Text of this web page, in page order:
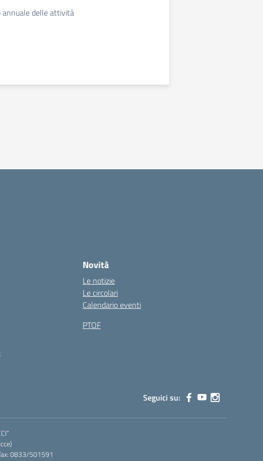
annuale delle attività
Novità
Le notizie
Le circolari
Calendario eventi
PTOF
Seguici su:
0833/501591